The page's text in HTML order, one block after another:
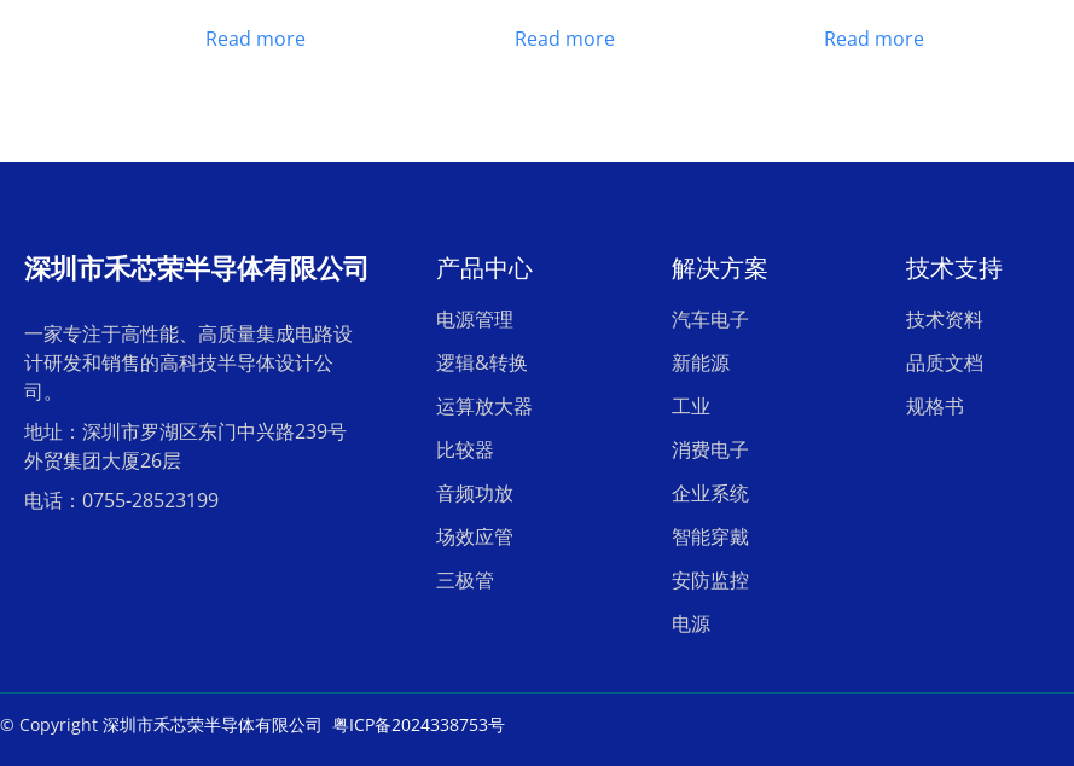
Read more Read more Read more
深圳市禾芯荣半导体有限公司
一家专注于高性能、高质量集成电路设
计研发和销售的高科技半导体设计公
司。
地址：深圳市罗湖区东门中兴路239号
外贸集团大厦26层
电话：0755-28523199
产品中心
电源管理
逻辑&转换
运算放大器
比较器
音频功放
场效应管
三极管
解决方案
汽车电子
新能源
工业
消费电子
企业系统
智能穿戴
安防监控
电源
技术支持
技术资料
品质文档
规格书
© Copyright 深圳市禾芯荣半导体有限公司 粤ICP备2024338753号